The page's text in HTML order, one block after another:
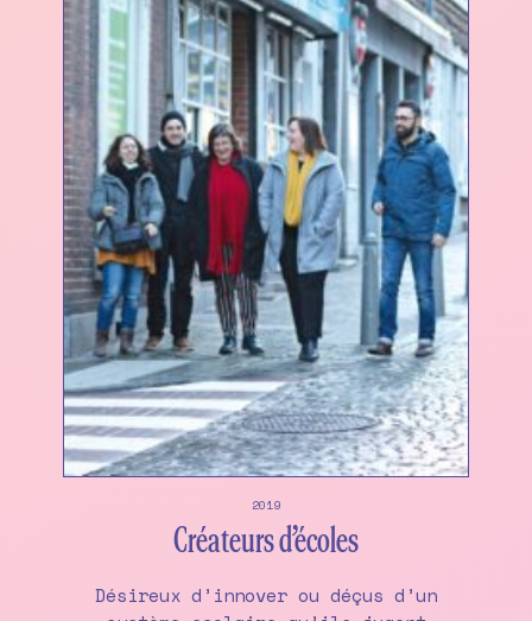
2019
Créateurs d’écoles
Désireux d’innover ou déçus d’un